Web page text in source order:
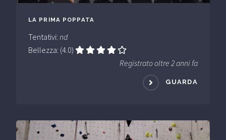
LA PRIMA POPPATA
Tentativi: nd
Bellezza: (4.0)
Registrato oltre 2 anni fa
GUARDA